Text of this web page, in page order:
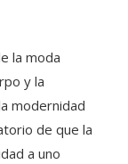
la moda
y la
modernidad
de que la
a uno